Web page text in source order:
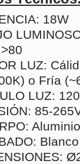
18W
LUZ:
o Fría
LUZ:
85-
Aluminio
Blanco